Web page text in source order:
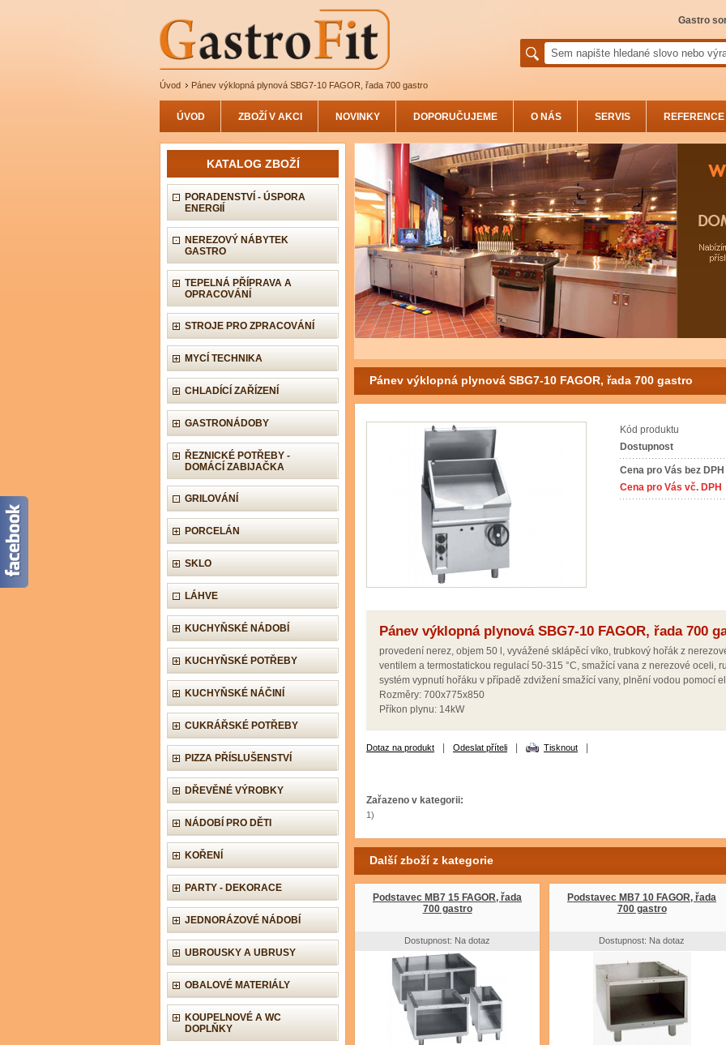
Úvod Pánev výklopná plynová SBG7-10 FAGOR, řada 700 gastro
Gastro
ÚVOD ZBOŽÍ V AKCI NOVINKY DOPORUČUJEME O NÁS SERVIS REFERENCE
KATALOG ZBOŽÍ
PORADENSTVÍ - ÚSPORA
ENERGIÍ
NEREZOVÝ NÁBYTEK
GASTRO
TEPELNÁ PŘÍPRAVA A
OPRACOVÁNÍ
STROJE PRO ZPRACOVÁNÍ
MYCÍ TECHNIKA
CHLADÍCÍ ZAŘÍZENÍ
GASTRONÁDOBY
ŘEZNICKÉ POTŘEBY -
DOMÁCÍ ZABIJAČKA
GRILOVÁNÍ
PORCELÁN
SKLO
LÁHVE
KUCHYŇSKÉ NÁDOBÍ
KUCHYŇSKÉ POTŘEBY
KUCHYŇSKÉ NÁČINÍ
CUKRÁŘSKÉ POTŘEBY
PIZZA PŘÍSLUŠENSTVÍ
DŘEVĚNÉ VÝROBKY
NÁDOBÍ PRO DĚTI
KOŘENÍ
PARTY - DEKORACE
JEDNORÁZOVÉ NÁDOBÍ
UBROUSKY A UBRUSY
OBALOVÉ MATERIÁLY
KOUPELNOVÉ A WC
DOPLŇKY
Pánev výklopná plynová SBG7-10 FAGOR, řada 700 gastro
Kód produktu
Dostupnost
Cena pro Vás bez DPH
Cena pro Vás vč. DPH
Pánev výklopná plynová SBG7-10 FAGOR, řada 700
provedení nerez, objem 50 l, vyvážené sklápěcí víko, trubkový hořák z
ventilem a termostatickou regulací 50-315 °C, smažící vana z nerezové oceli,
systém vypnutí hořáku v případě zdvižení smažící vany, plnění vodou pomocí
Rozměry: 700x775x850
Příkon plynu: 14kW
Dotaz na produkt Odeslat příteli Tisknout
Zařazeno v kategorii:
1)
Další zboží z kategorie
Podstavec MB7 15 FAGOR, řada
700 gastro
Dostupnost: Na dotaz
Podstavec MB7 10 FAGOR, řada
700 gastro
Dostupnost: Na dotaz